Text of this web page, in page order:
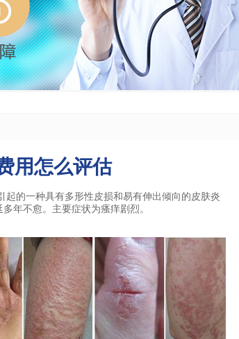
用怎么评估
的一种具有多形性皮损和易有伸出倾向的皮肤炎
年不愈。主要症状为瘙痒剧烈。